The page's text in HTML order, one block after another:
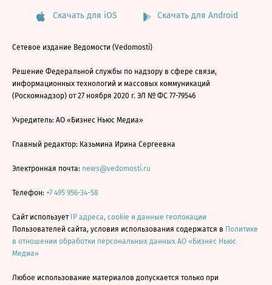
Скачать для iOS Скачать для Android
Сетевое издание Ведомости (Vedomosti)
Решение Федеральной службы по надзору в сфере связи,
информационных технологий и массовых коммуникаций
(Роскомнадзор) от 27 ноября 2020 г. ЭЛ № ФС 77-79546
Учредитель: АО «Бизнес Ньюс Медиа»
Главный редактор: Казьмина Ирина Сергеевна
Электронная почта: news@vedomosti.ru
Телефон: +7 495 956-34-58
Сайт использует IP адреса, cookie и данные геолокации
Пользователей сайта, условия использования содержатся в Политике
в отношении обработки персональных данных АО «Бизнес Ньюс
Медиа»
Любое использование материалов допускается только при